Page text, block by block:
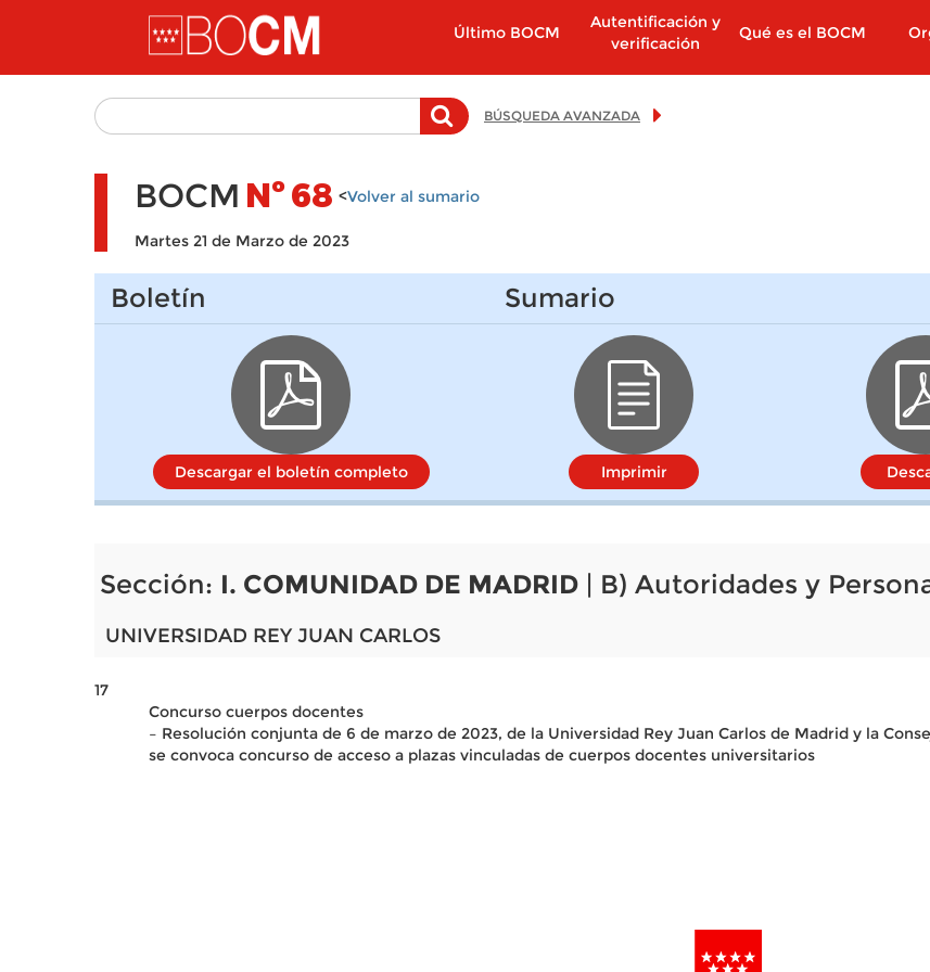
Pasar al contenido principal
Último BOCM
Autentificación y
verificación
Qué es el BOCM
BÚSQUEDA AVANZADA
BOCM Nº68 <Volver al sumario
Martes 21 de Marzo de 2023
Boletín
Descargar el boletín completo
Sumario
Imprimir
Sección: I. COMUNIDAD DE MADRID | B) Autoridades y
UNIVERSIDAD REY JUAN CARLOS
17
Concurso cuerpos docentes
– Resolución conjunta de 6 de marzo de 2023, de la Universidad Rey Juan Carlos de Madrid y la
se convoca concurso de acceso a plazas vinculadas de cuerpos docentes universitarios